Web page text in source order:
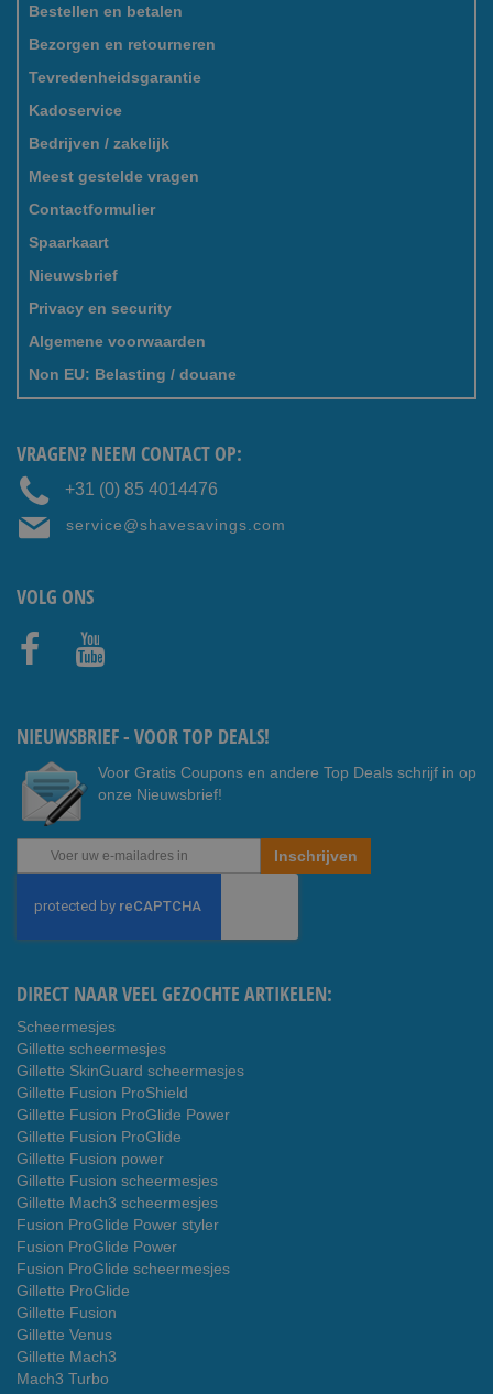
Bestellen en betalen
Bezorgen en retourneren
Tevredenheidsgarantie
Kadoservice
Bedrijven / zakelijk
Meest gestelde vragen
Contactformulier
Spaarkaart
Nieuwsbrief
Privacy en security
Algemene voorwaarden
Non EU: Belasting / douane
VRAGEN? NEEM CONTACT OP:
+31 (0) 85 4014476
service@shavesavings.com
VOLG ONS
NIEUWSBRIEF - VOOR TOP DEALS!
Voor Gratis Coupons en andere Top Deals schrijf in op
onze Nieuwsbrief!
Abonneer
u
onze
nieuwsbrief
Inschrijven
DIRECT NAAR VEEL GEZOCHTE ARTIKELEN:
Scheermesjes
Gillette scheermesjes
Gillette SkinGuard scheermesjes
Gillette Fusion ProShield
Gillette Fusion ProGlide Power
Gillette Fusion ProGlide
Gillette Fusion power
Gillette Fusion scheermesjes
Gillette Mach3 scheermesjes
Fusion ProGlide Power styler
Fusion ProGlide Power
Fusion ProGlide scheermesjes
Gillette ProGlide
Gillette Fusion
Gillette Venus
Gillette Mach3
Mach3 Turbo